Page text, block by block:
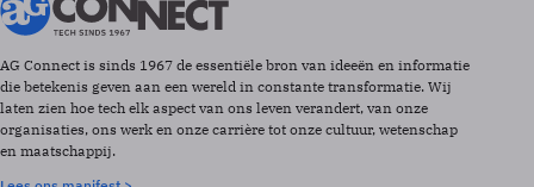
AG Connect is sinds 1967 de essentiële bron van ideeën en informatie
die betekenis geven aan een wereld in constante transformatie. Wij
laten zien hoe tech elk aspect van ons leven verandert, van onze
organisaties, ons werk en onze carrière tot onze cultuur, wetenschap
en maatschappij.